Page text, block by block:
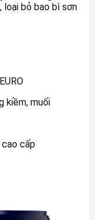
loại bỏ bao bì sơn
kiềm, muối
cao cấp